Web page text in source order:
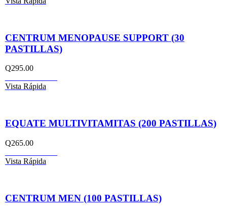
CENTRUM MENOPAUSE SUPPORT (30
PASTILLAS)
Q295.00
Vista Rápida
EQUATE MULTIVITAMITAS (200 PASTILLAS)
Q265.00
Vista Rápida
CENTRUM MEN (100 PASTILLAS)